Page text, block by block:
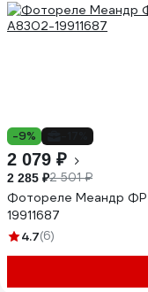
-9%
2 079 ₽
2 285 ₽2 501 ₽
Фотореле Меандр
19911687
4.7(6)